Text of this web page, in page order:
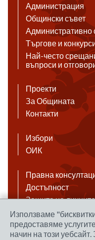
Администрация
Общински съвет
Административно
Търгове и
Най-често
въпроси и
Проекти
За Общината
Контакти
Избори
ОИК
Правна
Достъпност
Защита на
Антикорупция
Връзки
Използваме
предоставяме
начин на този